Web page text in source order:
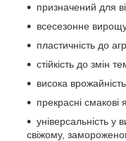
призначений для
всесезонне
пластичність до
стійкість до змін
висока
прекрасні смакові
універсальність у
свіжому,